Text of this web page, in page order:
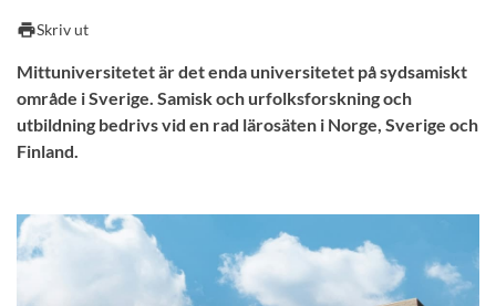
Kurser och program
printSkriv ut
Mittuniversitetet är det enda universitetet på sydsamiskt
område i Sverige. Samisk och urfolksforskning och
utbildning bedrivs vid en rad lärosäten i Norge, Sverige och
Finland.